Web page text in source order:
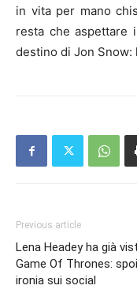
in vita per mano
resta che aspettare
destino di Jon Snow:
Previous article
Lena Headey ha già
Game Of Thrones:
ironia sui social